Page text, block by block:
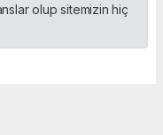
olup sitemizin hiç